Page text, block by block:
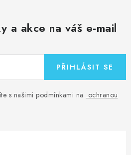
a akce na váš e-mail
s našimi podmínkami na ochranou
PŘIHLÁSIT SE